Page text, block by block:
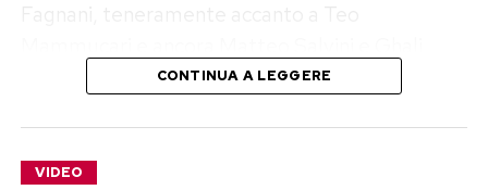
Marco Travaglio e Silvio Berlusconi, fino alla
questo è bello, lo ammetto”.
CONTINUA A LEGGERE
VIDEO